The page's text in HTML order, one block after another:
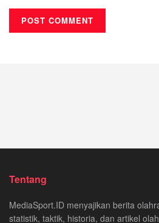
Tentang
MediaSport.ID menyajikan berita
statistik, taktik, historia, dan artikel